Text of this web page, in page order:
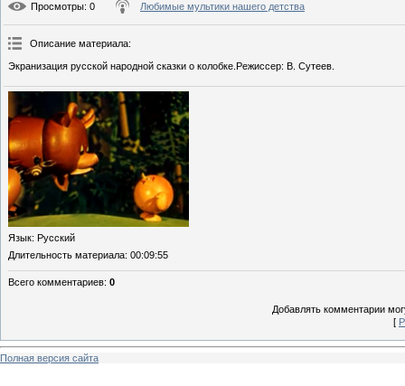
Просмотры: 0 Любимые мультики нашего детства
Описание материала:
Экранизация русской народной сказки о колобке.Режиссер: В. Сутеев.
Язык: Русский
Длительность материала: 00:09:55
Всего комментариев: 0
Добавлять комментарии
[
Полная версия сайта